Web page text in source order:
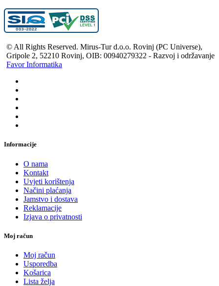
© All Rights Reserved. Mirus-Tur d.o.o. Rovinj (PC Universe),
Gripole 2, 52210 Rovinj, OIB: 00940279322 - Razvoj i održavanje
Favor Informatika
Informacije
O nama
Kontakt
Uvjeti korištenja
Načini plaćanja
Jamstvo i dostava
Reklamacije
Izjava o privatnosti
Moj račun
Moj račun
Usporedba
Košarica
Lista želja